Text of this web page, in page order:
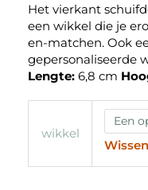
Het vierkant
een wikkel die je
en-matchen. Ook
gepersonaliseerde
Lengte: 6,8 cm
wikkel
Wissen